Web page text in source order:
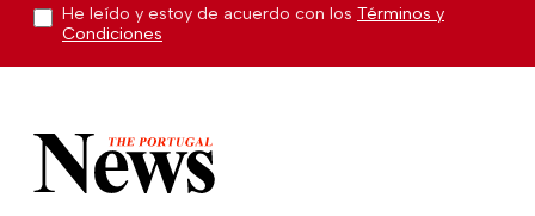
He leído y estoy de acuerdo con los Términos y
Condiciones